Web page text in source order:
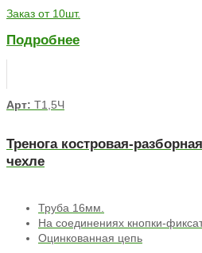
Заказ от 10шт.
Подробнее
Арт: Т1,5Ч
Тренога костровая-
чехле
Труба 16мм.
На соединениях кнопки-
Оцинкованная цепь